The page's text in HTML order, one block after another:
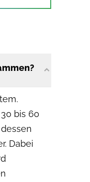
bis 60
Dabei